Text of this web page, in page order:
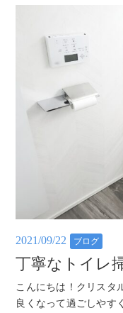
2021/09/22 ブログ
丁寧なトイレ
こんにちは！クリスタ
良くなって過ごしやす